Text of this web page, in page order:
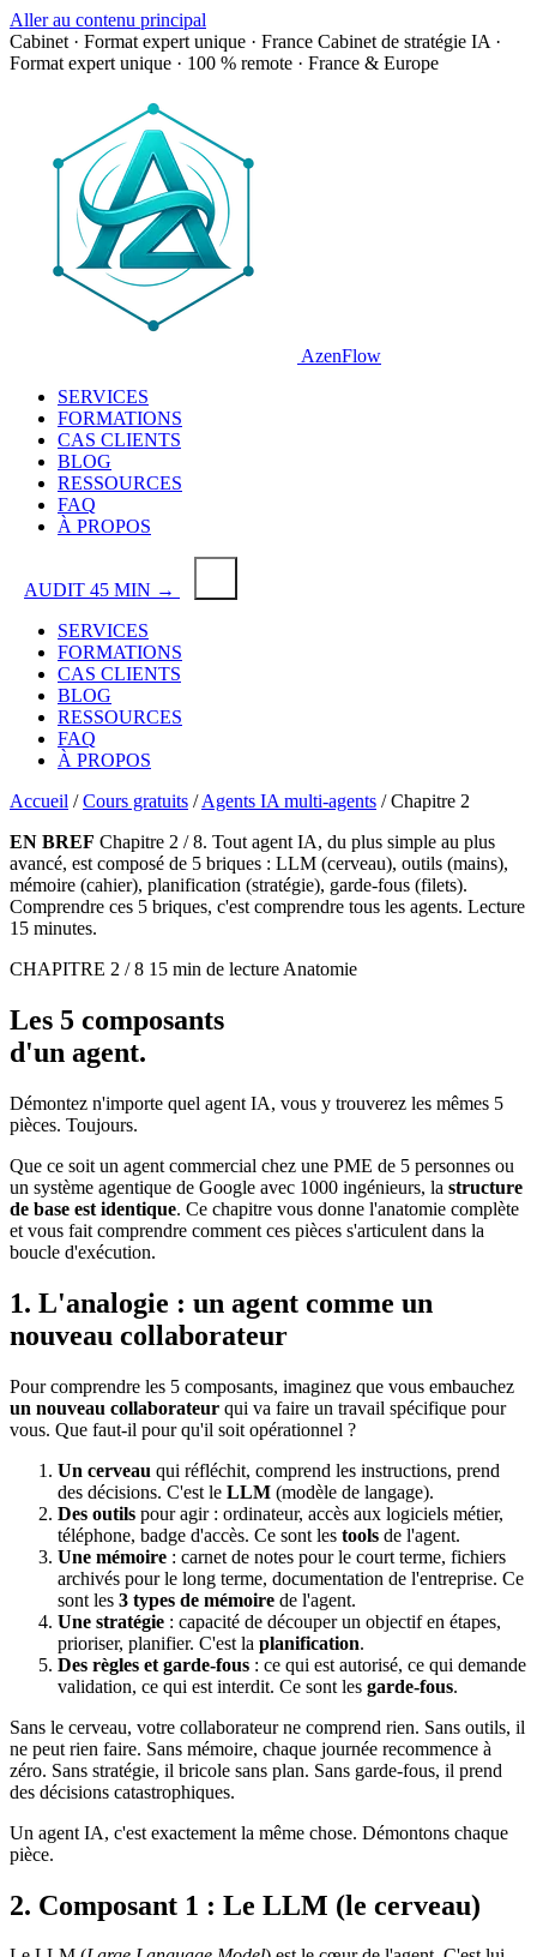
Aller au contenu principal
Cabinet · Format expert unique · France Cabinet de stratégie IA ·
Format expert unique · 100 % remote · France & Europe
AzenFlow
SERVICES
FORMATIONS
CAS CLIENTS
BLOG
RESSOURCES
FAQ
À PROPOS
AUDIT 45 MIN →
SERVICES
FORMATIONS
CAS CLIENTS
BLOG
RESSOURCES
FAQ
À PROPOS
Accueil / Cours gratuits / Agents IA multi-agents / Chapitre 2
EN BREF Chapitre 2 / 8. Tout agent IA, du plus simple au plus
avancé, est composé de 5 briques : LLM (cerveau), outils (mains),
mémoire (cahier), planification (stratégie), garde-fous (filets).
Comprendre ces 5 briques, c'est comprendre tous les agents. Lecture
15 minutes.
CHAPITRE 2 / 8 15 min de lecture Anatomie
Les 5 composants
d'un agent.
Démontez n'importe quel agent IA, vous y trouverez les mêmes 5
pièces. Toujours.
Que ce soit un agent commercial chez une PME de 5 personnes ou
un système agentique de Google avec 1000 ingénieurs, la structure
de base est identique. Ce chapitre vous donne l'anatomie complète
et vous fait comprendre comment ces pièces s'articulent dans la
boucle d'exécution.
1. L'analogie : un agent comme un
nouveau collaborateur
Pour comprendre les 5 composants, imaginez que vous embauchez
un nouveau collaborateur qui va faire un travail spécifique pour
vous. Que faut-il pour qu'il soit opérationnel ?
Un cerveau qui réfléchit, comprend les instructions, prend
des décisions. C'est le LLM (modèle de langage).
Des outils pour agir : ordinateur, accès aux logiciels métier,
téléphone, badge d'accès. Ce sont les tools de l'agent.
Une mémoire : carnet de notes pour le court terme, fichiers
archivés pour le long terme, documentation de l'entreprise. Ce
sont les 3 types de mémoire de l'agent.
Une stratégie : capacité de découper un objectif en étapes,
prioriser, planifier. C'est la planification.
Des règles et garde-fous : ce qui est autorisé, ce qui demande
validation, ce qui est interdit. Ce sont les garde-fous.
Sans le cerveau, votre collaborateur ne comprend rien. Sans outils, il
ne peut rien faire. Sans mémoire, chaque journée recommence à
zéro. Sans stratégie, il bricole sans plan. Sans garde-fous, il prend
des décisions catastrophiques.
Un agent IA, c'est exactement la même chose. Démontons chaque
pièce.
2. Composant 1 : Le LLM (le cerveau)